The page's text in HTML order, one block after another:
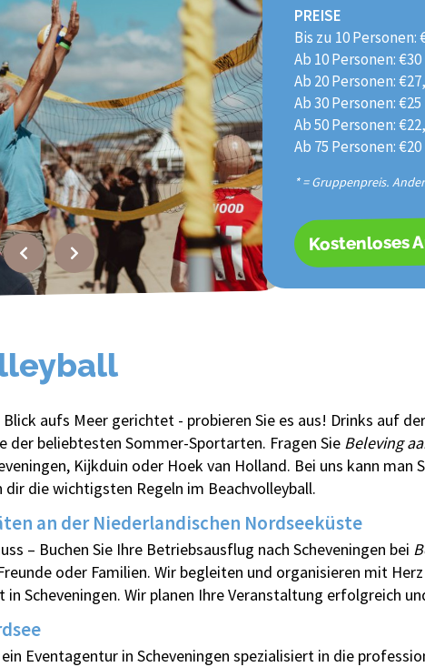
PREISE
Bis zu 10 Personen:
Ab 10 Personen: €30
Ab 20 Personen:
Ab 30 Personen: €25
Ab 50 Personen:
Ab 75 Personen: €20
* = Gruppenpreis.
Kostenloses
Blick aufs Meer gerichtet - probieren Sie es aus! Drinks auf
der beliebtesten Sommer-Sportarten. Fragen Sie Beleving
Kijkduin oder Hoek van Holland. Bei uns kann man
dir die wichtigsten Regeln im Beachvolleyball.
an der Niederlandischen Nordseeküste
– Buchen Sie Ihre Betriebsausflug nach Scheveningen bei
oder Familien. Wir begleiten und organisieren mit
in Scheveningen. Wir planen Ihre Veranstaltung erfolgreich
Eventagentur in Scheveningen spezialisiert in die